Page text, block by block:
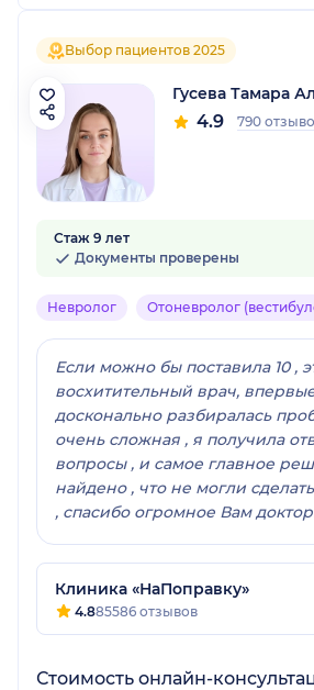
Выбор пациентов 2025
Гусева Тамара
4.9 790
Стаж 9 лет
Документы проверены
Невролог Отоневролог
Если можно бы поставила 10 ,
восхитительный врач,
досконально разбиралась
очень сложная , я получила
вопросы , и самое главное
найдено , что не могли
, спасибо огромное Вам
Клиника «НаПоправку»
4.885586 отзывов
Стоимость онлайн-